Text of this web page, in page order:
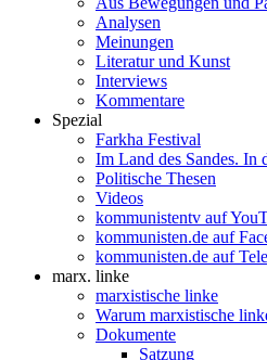
Analysen
Meinungen
Literatur und Kunst
Interviews
Kommentare
Spezial
Farkha Festival
Im Land des Sandes. In
Politische Thesen
Videos
kommunistentv auf
kommunisten.de auf
kommunisten.de auf
marx. linke
marxistische linke
Warum marxistische
Dokumente
Satzung